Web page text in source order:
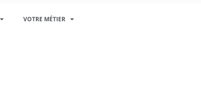
VOTRE MÉTIER